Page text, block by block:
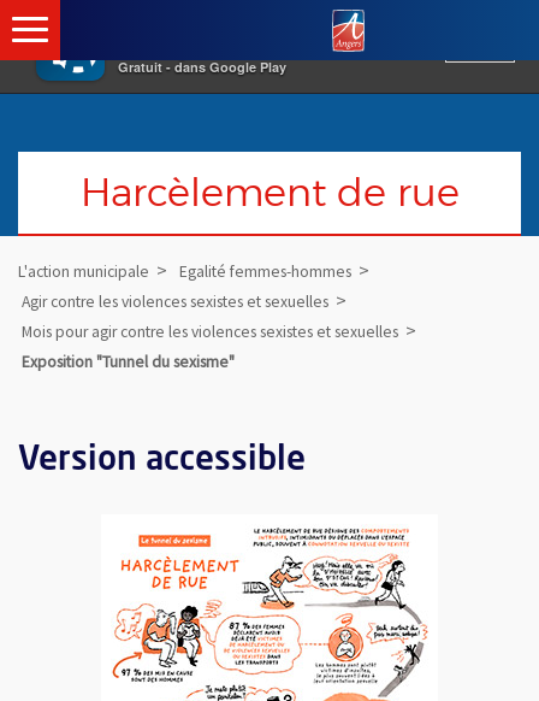
×
Gratuit - dans Google Play
Harcèlement de rue
L'action municipale
Egalité femmes-hommes
Agir contre les violences sexistes et sexuelles
Mois pour agir contre les violences sexistes et sexuelles
Exposition "Tunnel du sexisme"
Version accessible